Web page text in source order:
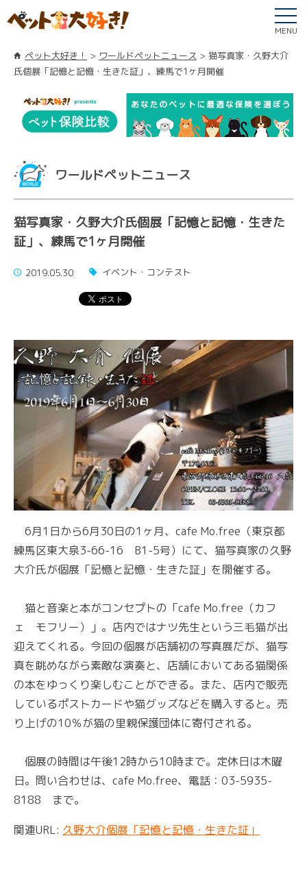
MENU
ペット大好き！ ワールドペットニュース
猫写真家・久野大介
氏個展「記憶と記憶・生きた証」、練馬で1ヶ月開催
ワールドペットニュース
猫写真家・久野大介氏個展「記憶と記憶・生きた
証」、練馬で1ヶ月開催
2019.05.30 イベント・コンテスト
6月1日から6月30日の1ヶ月、cafe Mo.free（東京都
練馬区東大泉3-66-16 B1-5号）にて、猫写真家の久野
大介氏が個展「記憶と記憶・生きた証」を開催する。
猫と音楽と本がコンセプトの「cafe Mo.free（カフ
ェ モフリー）」。店内ではナツ先生という三毛猫が出
迎えてくれる。今回の個展が店舗初の写真展だが、猫写
真を眺めながら素敵な演奏と、店舗においてある猫関係
の本をゆっくり楽しむことができる。また、店内で販売
しているポストカードや猫グッズなどを購入すると。売
り上げの10％が猫の里親保護団体に寄付される。
個展の時間は午後12時から10時まで。定休日は木曜
日。問い合わせは、cafe Mo.free、電話：03-5935-
8188 まで。
関連URL: 久野大介個展「記憶と記憶・生きた証」